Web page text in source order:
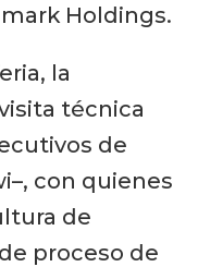
Holdings.
la
técnica
de
con quienes
de
proceso de